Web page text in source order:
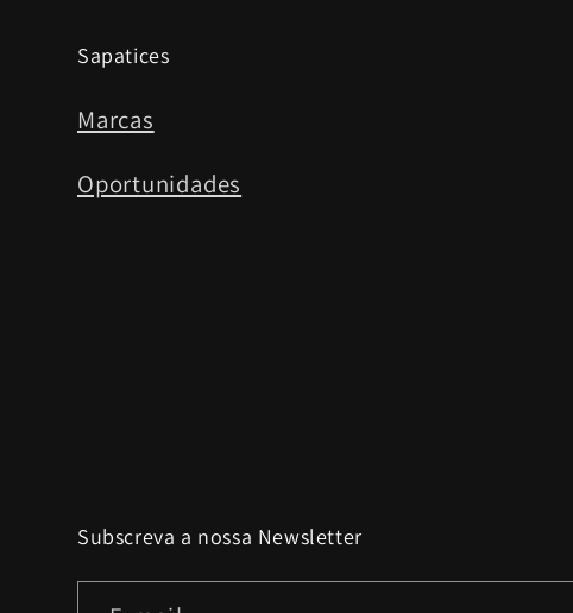
Sapatices
Marcas
Oportunidades
Subscreva a nossa Newsletter